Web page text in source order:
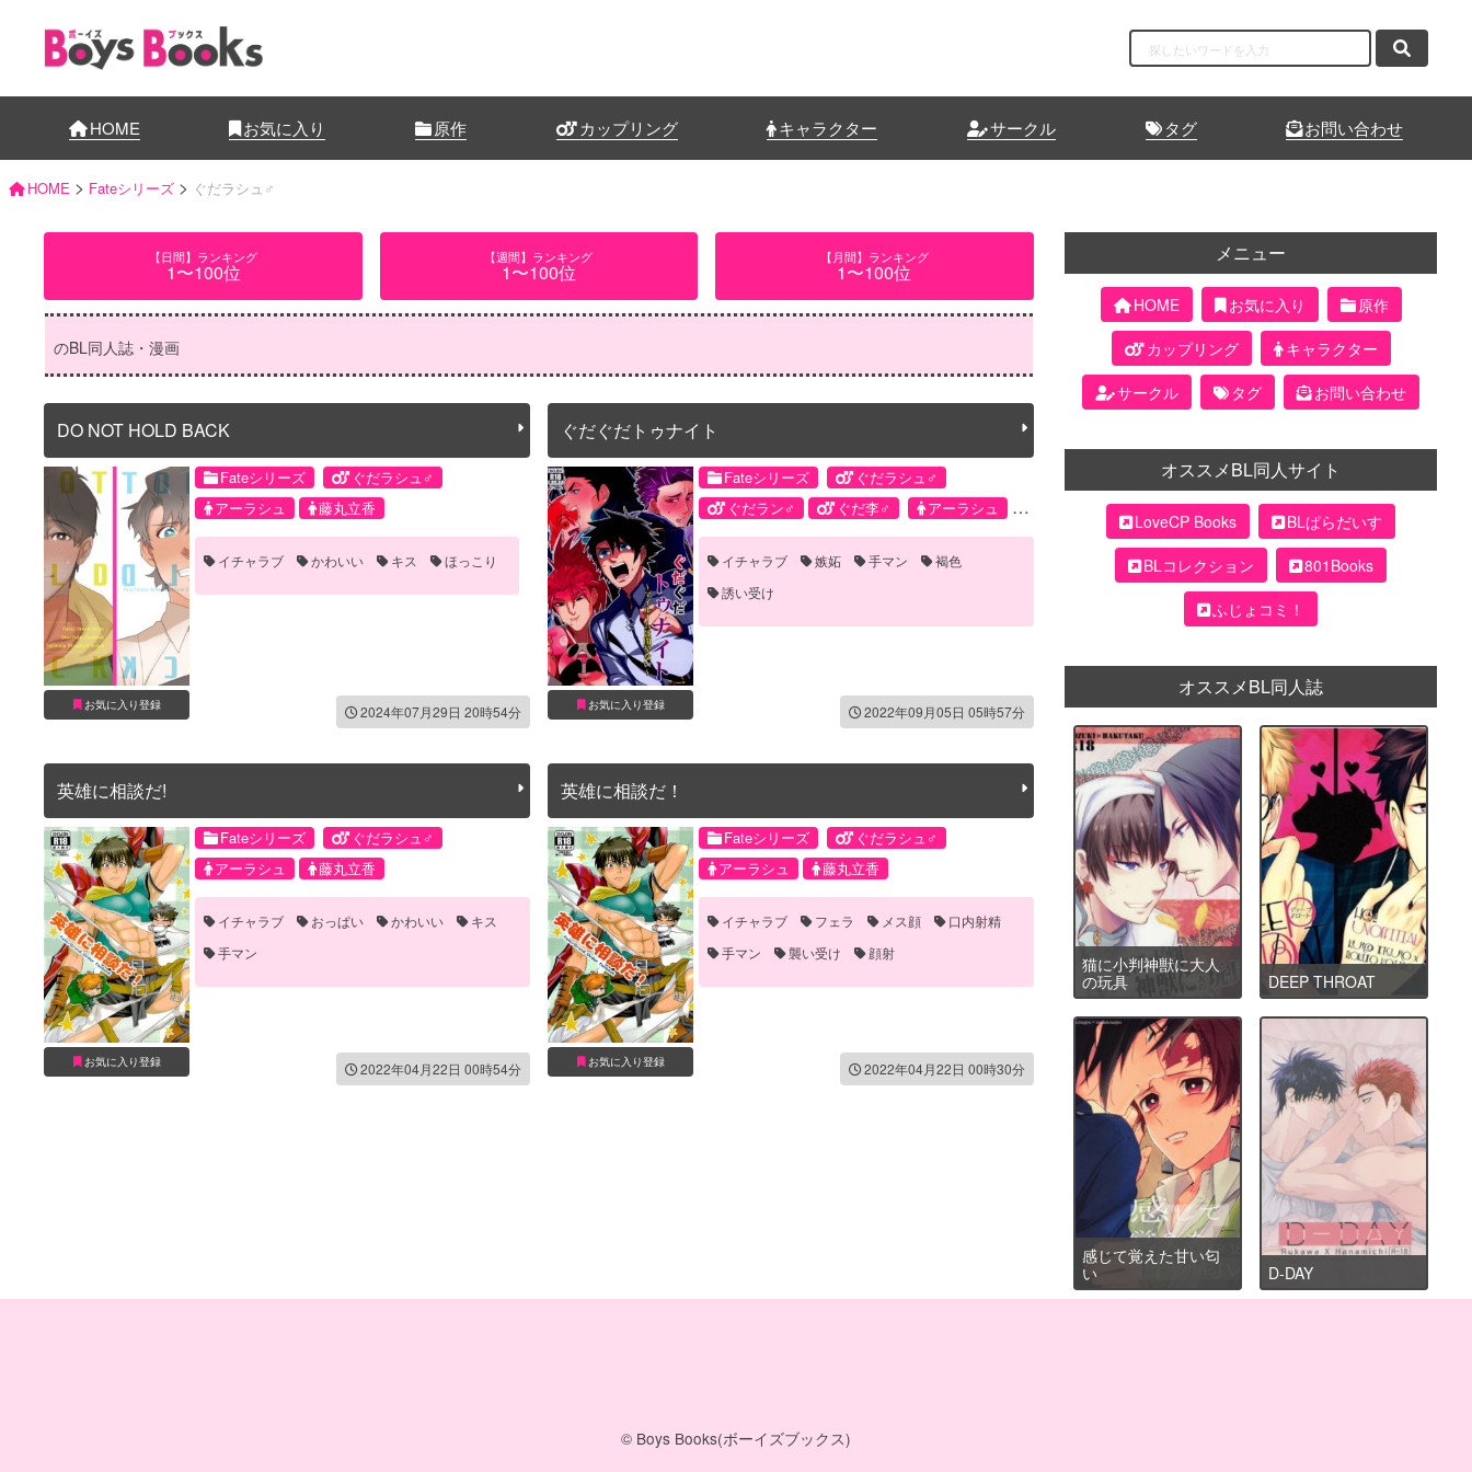
HOME お気に入り 原作 カップリング キャラクター サークル タグ お問い合わせ
HOME > Fateシリーズ > ぐだラシュ♂
【日間】ランキング
1〜100位
【週間】ランキング
1〜100位
【月間】ランキング
1〜100位
のBL同人誌・漫画
DO NOT HOLD BACK
お気に入り登録
Fateシリーズ
ぐだラシュ♂
アーラシュ
藤丸立香
イチャラブ かわいい キス ほっこり
2024年07月29日 20時54分
ぐだぐだトゥナイト
お気に入り登録
Fateシリーズ
ぐだラシュ♂
ぐだラン♂
ぐだ李♂
アーラシュ
ランスロット
李書文 藤丸立香
イチャラブ 嫉妬 手マン
褐色
誘い受け
2022年09月05日 05時57分
英雄に相談だ!
お気に入り登録
Fateシリーズ
ぐだラシュ♂
アーラシュ
藤丸立香
イチャラブ おっぱい かわいい
キス
手マン
2022年04月22日 00時54分
英雄に相談だ！
お気に入り登録
Fateシリーズ
ぐだラシュ♂
アーラシュ
藤丸立香
イチャラブ フェラ メス顔
口内射精
手マン
襲い受け 顔射
2022年04月22日 00時30分
メニュー
HOME お気に入り
原作
カップリング
キャラクター
サークル
タグ お問い合わせ
オススメBL同人サイト
LoveCP Books
BLぱらだいす
BLコレクション
801Books
ふじょコミ！
オススメBL同人誌
猫に小判神獣に大人
の玩具
DEEP THROAT
感じて覚えた甘い匂
い
D-DAY
© Boys Books(ボーイズブックス)